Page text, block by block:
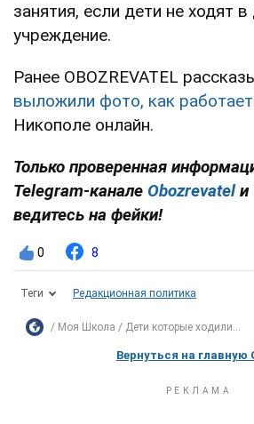
занятия, если дети не ходят
учреждение.
Ранее OBOZREVATEL
выложили фото, как
Никополе онлайн.
Только проверенная
Telegram-канале Obozrevatel и
ведитесь на фейки!
0 8
Теги Редакционная политика
Моя Школа Дети которые ходили...
Вернуться на главную